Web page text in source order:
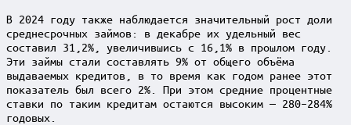
В 2024 году также наблюдается значительный рост доли
среднесрочных займов: в декабре их удельный вес
составил 31,2%, увеличившись с 16,1% в прошлом году.
Эти займы стали составлять 9% от общего объёма
выдаваемых кредитов, в то время как годом ранее этот
показатель был всего 2%. При этом средние процентные
ставки по таким кредитам остаются высоким — 280–284%
годовых.